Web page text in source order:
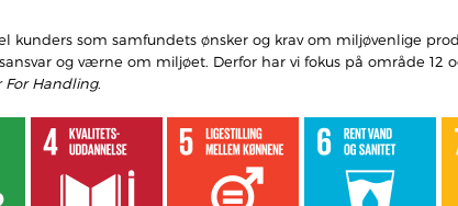
som samfundets ønsker og krav om miljøvenlige
og værne om miljøet. Derfor har vi fokus på område 12
For Handling.